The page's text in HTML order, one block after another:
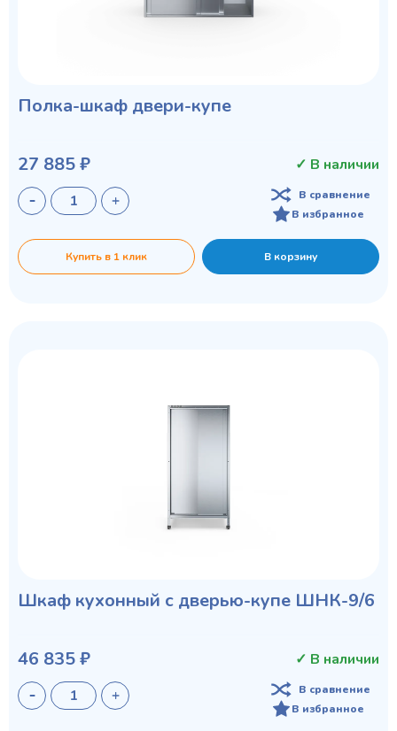
Полка-шкаф двери-купе
27 885 ₽ ✓ В наличии
В сравнение
В избранное
Купить в 1 клик В корзину
Шкаф кухонный с дверью-купе ШНК-9/6
46 835 ₽ ✓ В наличии
В сравнение
В избранное